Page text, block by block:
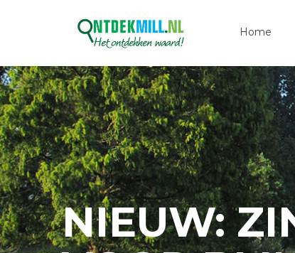
Home
NIEUW: